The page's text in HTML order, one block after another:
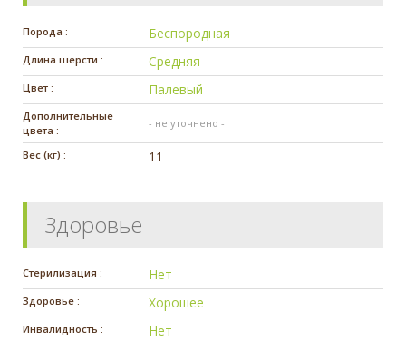
Порода : Беспородная
Длина шерсти : Средняя
Цвет : Палевый
Дополнительные
цвета :
- не уточнено -
Вес (кг) : 11
Здоровье
Стерилизация : Нет
Здоровье : Хорошее
Инвалидность : Нет